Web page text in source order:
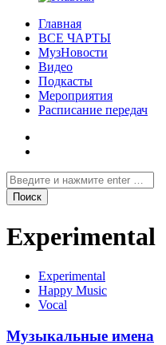
Главная
ВСЕ ЧАРТЫ
МузНовости
Видео
Подкасты
Мероприятия
Расписание передач
Experimental
Experimental
Happy Music
Vocal
Музыкальные имена